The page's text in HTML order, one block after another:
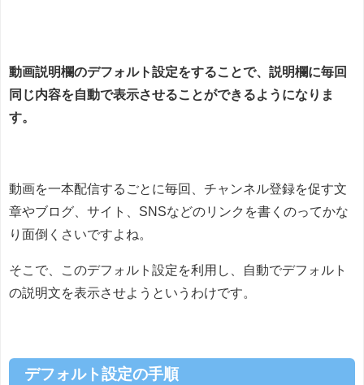
動画説明欄のデフォルト設定をすることで、説明欄に毎回
同じ内容を自動で表示させることができるようになりま
す。
動画を一本配信するごとに毎回、チャンネル登録を促す文
章やブログ、サイト、SNSなどのリンクを書くのってかな
り面倒くさいですよね。
そこで、このデフォルト設定を利用し、自動でデフォルト
の説明文を表示させようというわけです。
デフォルト設定の手順